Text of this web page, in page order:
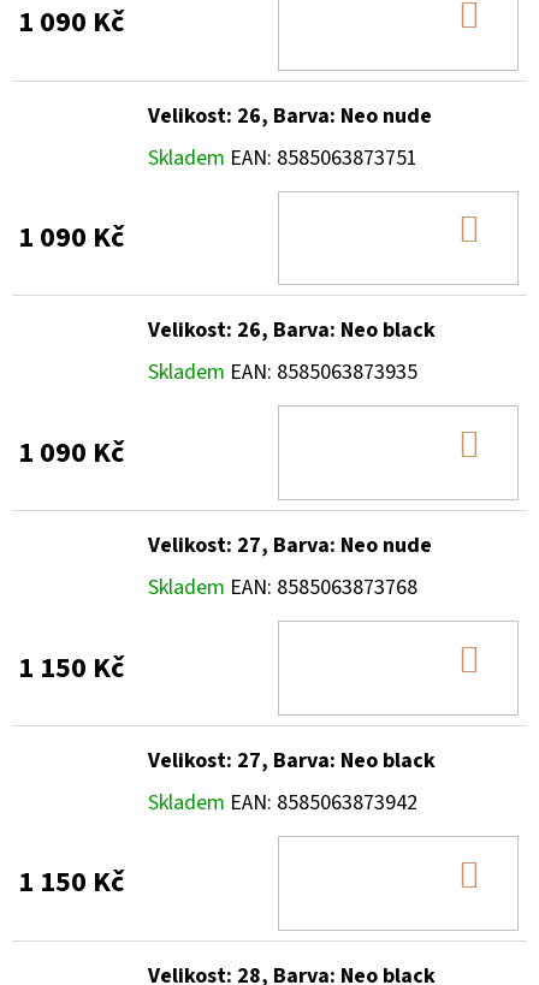
1 090 Kč
Velikost: 26, Barva: Neo nude
Skladem EAN: 8585063873751
1 090 Kč
Velikost: 26, Barva: Neo black
Skladem EAN: 8585063873935
1 090 Kč
Velikost: 27, Barva: Neo nude
Skladem EAN: 8585063873768
1 150 Kč
Velikost: 27, Barva: Neo black
Skladem EAN: 8585063873942
1 150 Kč
Velikost: 28, Barva: Neo black